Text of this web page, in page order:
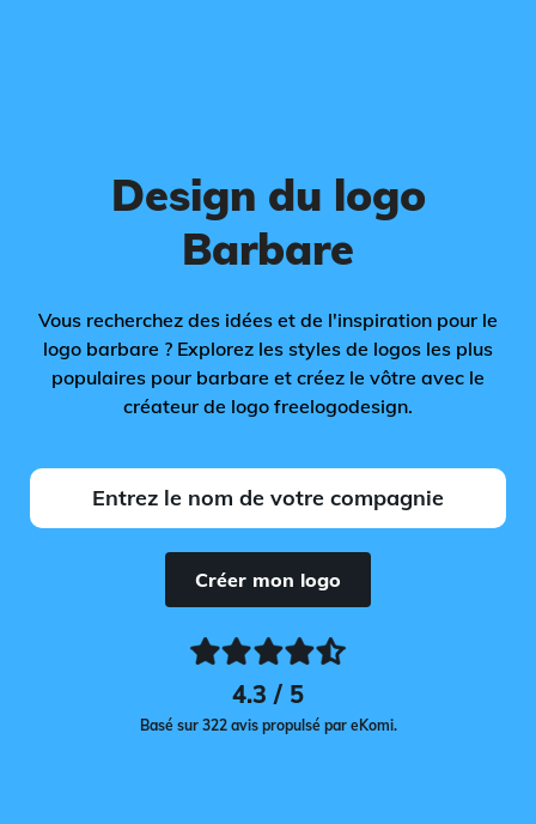
Design du logo
Barbare
Vous recherchez des idées et de l'inspiration pour le
logo barbare ? Explorez les styles de logos les plus
populaires pour barbare et créez le vôtre avec le
créateur de logo freelogodesign.
Créer mon logo
4.3 / 5
Basé sur 322 avis propulsé par eKomi.